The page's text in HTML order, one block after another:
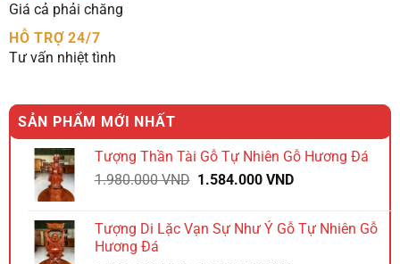
Giá cả phải chăng
HỖ TRỢ 24/7
Tư vấn nhiệt tình
SẢN PHẨM MỚI NHẤT
Tượng Thần Tài Gỗ Tự Nhiên Gỗ Hương Đá
1.980.000VND Giá
1.980.000 VND.
1.584.000VNDGiá
là:
Tượng Di Lặc Vạn Sự Như Ý Gỗ Tự Nhiên Gỗ
Hương Đá